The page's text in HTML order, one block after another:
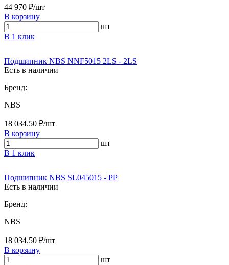
44 970 ₽/шт
В корзину
шт
В 1 клик
Подшипник NBS NNF5015 2LS - 2LS
Есть в наличии
Бренд:
NBS
18 034.50 ₽/шт
В корзину
шт
В 1 клик
Подшипник NBS SL045015 - PP
Есть в наличии
Бренд:
NBS
18 034.50 ₽/шт
В корзину
шт